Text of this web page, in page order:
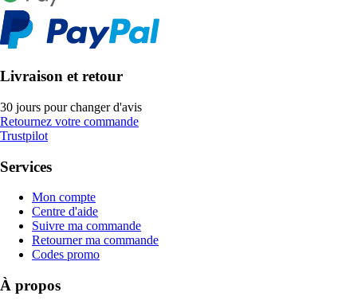
Livraison et retour
30 jours pour changer d'avis
Retournez votre commande
Trustpilot
Services
Mon compte
Centre d'aide
Suivre ma commande
Retourner ma commande
Codes promo
À propos